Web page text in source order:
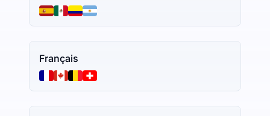
Français